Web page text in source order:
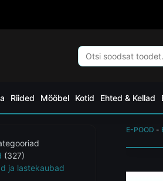
Riided Mööbel Kotid Ehted & Kellad
E-POOD -
(327)
ja lastekaubad